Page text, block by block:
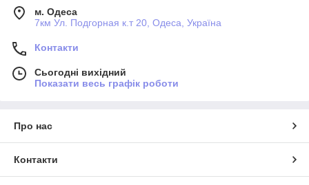
м. Одеса
7км Ул. Подгорная к.т 20, Одеса, Україна
Контакти
Сьогодні вихідний
Показати весь графік роботи
Про нас
Контакти